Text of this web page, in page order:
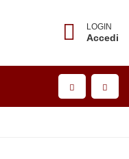
LOGIN
Accedi